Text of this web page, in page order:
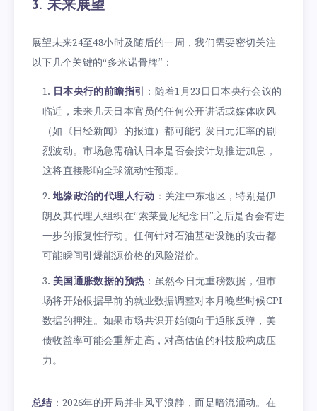
3. 未来展望
展望未来24至48小时及随后的一周，我们需要密切关注
以下几个关键的“多米诺骨牌”：
日本央行的前瞻指引
：随着1月23日日本央行会议的
临近，未来几天日本官员的任何公开讲话或媒体吹风
（如《日经新闻》的报道）都可能引发日元汇率的剧
烈波动。市场急需确认日本是否会按计划推进加息，
这将直接影响全球流动性预期。
地缘政治的代理人行动 ：关注中东地区，特别是伊
朗及其代理人组织在“索莱曼尼纪念日”之后是否会有进
一步的报复性行动。任何针对石油基础设施的攻击都
可能瞬间引爆能源价格的风险溢价。
美国通胀数据的预热 ：虽然今日无重磅数据，但市
场将开始根据早前的就业数据调整对本月晚些时候CPI
数据的押注。如果市场共识开始倾向于通胀反弹，美
债收益率可能会重新走高，对高估值的科技股构成压
力。
总结 ：2026年的开局并非风平浪静，而是暗流涌动。在